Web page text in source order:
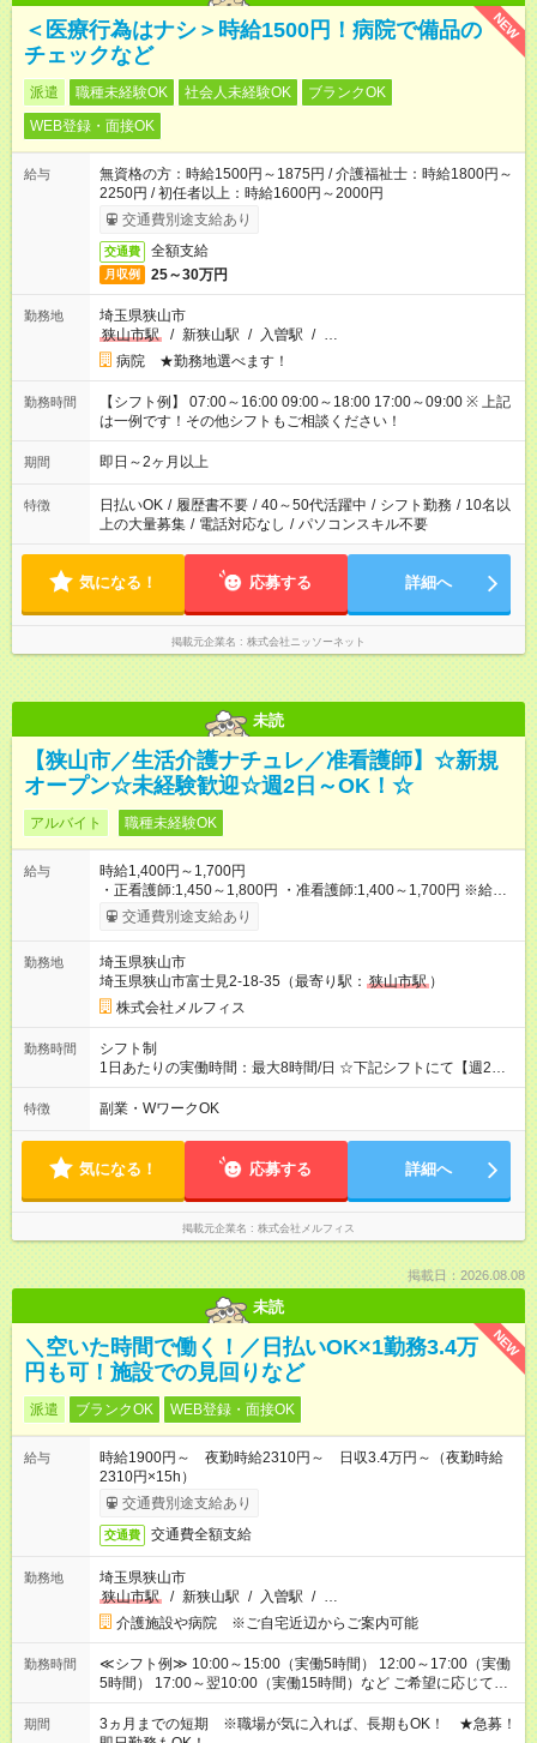
NEW
＜医療行為はナシ＞時給1500円！病院で備品の
チェックなど
派遣 職種未経験OK 社会人未経験OK
ブランクOK
WEB登録・面接OK
給与
無資格の方：時給1500円～1875円 / 介護福祉士：時給1800円～
2250円 / 初任者以上：時給1600円～2000円
交通費別途支給あり
交通費 全額支給
月収例 25～30万円
勤務地
埼玉県狭山市
狭山市駅
/ 新狭山駅 / 入曽駅 / …
病院 ★勤務地選べます！
勤務時間
【シフト例】 07:00～16:00 09:00～18:00 17:00～09:00 ※ 上記
は一例です！その他シフトもご相談ください！
期間 即日～2ヶ月以上
特徴 日払いOK / 履歴書不要 / 40～50代活躍中 / シフト勤務 / 10名以
上の大量募集 / 電話対応なし / パソコンスキル不要
気になる！ 応募する 詳細へ
掲載元企業名 株式会社ニッソーネット
未読
【狭山市／生活介護ナチュレ／准看護師】☆新規
オープン☆未経験歓迎☆週2日～OK！☆
アルバイト 職種未経験OK
給与
時給1,400円～1,700円
・正看護師:1,450～1,800円 ・准看護師:1,400～1,700円 ※給与
は資格・経験を考慮して決定致します。 ※別途交通費支給 【試
用期間】試用期間なし
交通費別途支給あり
勤務地
埼玉県狭山市
埼玉県狭山市富士見2-18-35（最寄り駅： 狭山市駅 ）
株式会社メルフィス
勤務時間
シフト制
1日あたりの実働時間：最大8時間/日 ☆下記シフトにて【週2日
～】勤務をお願い致します☆ [1]08:00~17:00 [2]08:30~17:30
[3]09:00~18:00 *休憩1時間
特徴 副業・WワークOK
気になる！ 応募する 詳細へ
掲載元企業名 株式会社メルフィス
掲載日：2026.08.08
未読
NEW
＼空いた時間で働く！／日払いOK×1勤務3.4万
円も可！施設での見回りなど
派遣 ブランクOK WEB登録・面接OK
給与
時給1900円～ 夜勤時給2310円～ 日収3.4万円～（夜勤時給
2310円×15h）
交通費別途支給あり
交通費 交通費全額支給
勤務地
埼玉県狭山市
狭山市駅
/ 新狭山駅 / 入曽駅 / …
介護施設や病院 ※ご自宅近辺からご案内可能
勤務時間
≪シフト例≫ 10:00～15:00（実働5時間） 12:00～17:00（実働
5時間） 17:00～翌10:00（実働15時間）など ご希望に応じて、
働く時間は調整できます！ お気軽に担当へ相談ください！
期間
3ヵ月までの短期 ※職場が気に入れば、長期もOK！ ★急募！